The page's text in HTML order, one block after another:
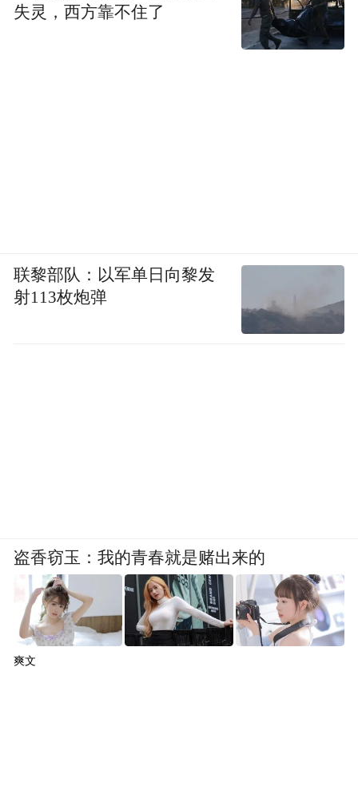
失灵，西方靠不住了
联黎部队：以军单日向黎发
射113枚炮弹
盗香窃玉：我的青春就是赌出来的
爽文